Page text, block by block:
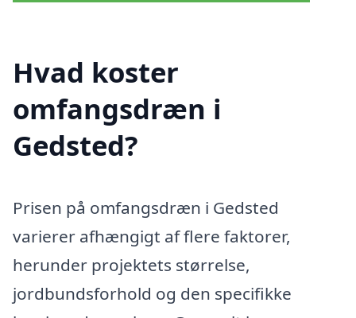
Hvad koster
omfangsdræn i
Gedsted?
Prisen på omfangsdræn i Gedsted
varierer afhængigt af flere faktorer,
herunder projektets størrelse,
jordbundsforhold og den specifikke